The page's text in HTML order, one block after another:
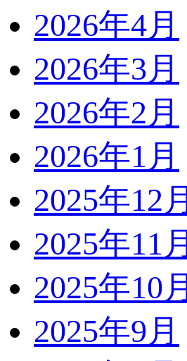
2026年4月
2026年3月
2026年2月
2026年1月
2025年12月
2025年11月
2025年10月
2025年9月